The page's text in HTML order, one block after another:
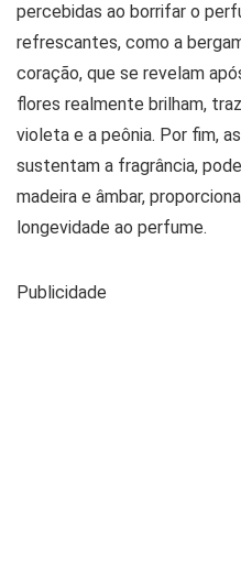
percebidas ao borrifar o
refrescantes, como a
coração, que se revelam
flores realmente brilham,
violeta e a peônia. Por fim,
sustentam a fragrância,
madeira e âmbar,
longevidade ao perfume.
Publicidade